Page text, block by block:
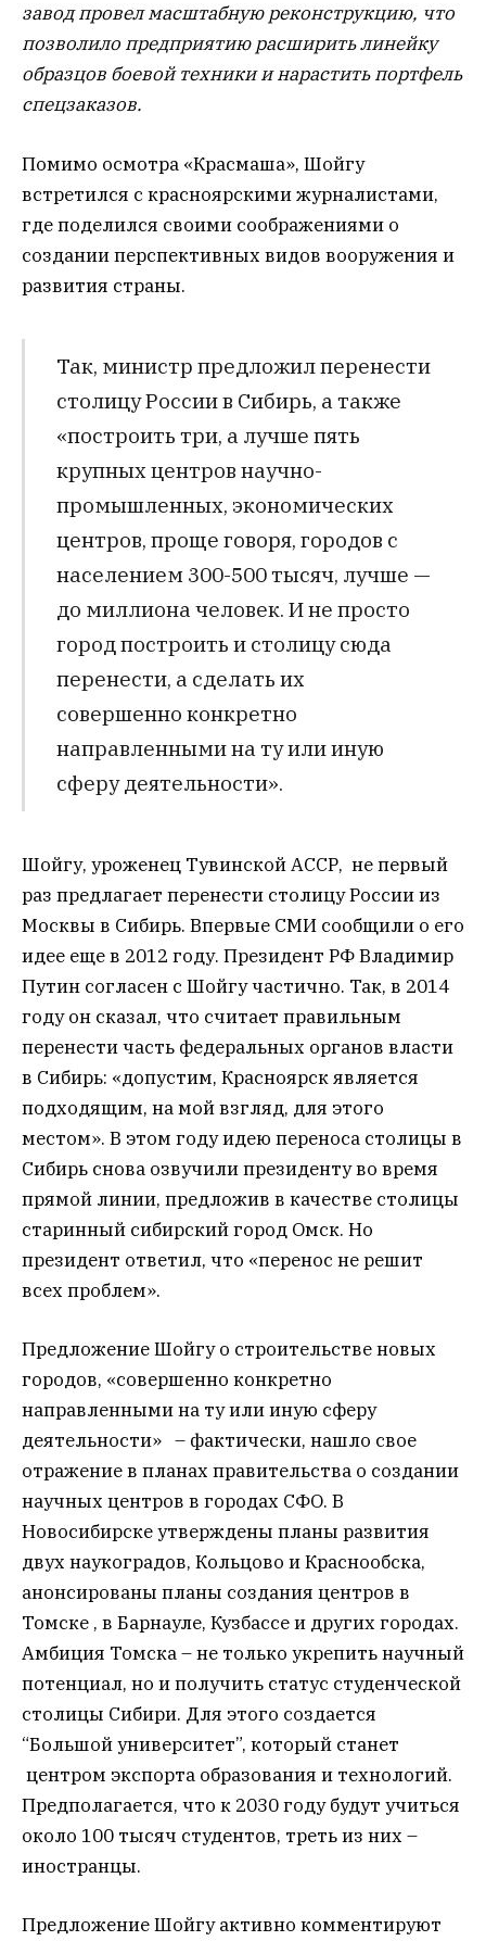
завод провел масштабную реконструкцию, что
позволило предприятию расширить линейку
образцов боевой техники и нарастить портфель
спецзаказов.
Помимо осмотра «Красмаша», Шойгу
встретился с красноярскими журналистами,
где поделился своими соображениями о
создании перспективных видов вооружения и
развития страны.
Так, министр предложил перенести
столицу России в Сибирь, а также
«построить три, а лучше пять
крупных центров научно-
промышленных, экономических
центров, проще говоря, городов с
населением 300-500 тысяч, лучше —
до миллиона человек. И не просто
город построить и столицу сюда
перенести, а сделать их
совершенно конкретно
направленными на ту или иную
сферу деятельности».
Шойгу, уроженец Тувинской АССР, не первый
раз предлагает перенести столицу России из
Москвы в Сибирь. Впервые СМИ сообщили о его
идее еще в 2012 году. Президент РФ Владимир
Путин согласен с Шойгу частично. Так, в 2014
году он сказал, что считает правильным
перенести часть федеральных органов власти
в Сибирь: «допустим, Красноярск является
подходящим, на мой взгляд, для этого
местом». В этом году идею переноса столицы в
Сибирь снова озвучили президенту во время
прямой линии, предложив в качестве столицы
старинный сибирский город Омск. Но
президент ответил, что «перенос не решит
всех проблем».
Предложение Шойгу о строительстве новых
городов, «совершенно конкретно
направленными на ту или иную сферу
деятельности» – фактически, нашло свое
отражение в планах правительства о создании
научных центров в городах СФО. В
Новосибирске утверждены планы развития
двух наукоградов, Кольцово и Краснообска,
анонсированы планы создания центров в
Томске , в Барнауле, Кузбассе и других городах.
Амбиция Томска – не только укрепить научный
потенциал, но и получить статус студенческой
столицы Сибири. Для этого создается
“Большой университет”, который станет
центром экспорта образования и технологий.
Предполагается, что к 2030 году будут учиться
около 100 тысяч студентов, треть из них –
иностранцы.
Предложение Шойгу активно комментируют